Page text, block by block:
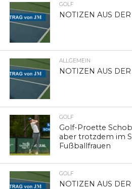
GOLF
NOTIZEN AUS
ALLGEMEIN
NOTIZEN AUS
GOLF
Golf-Proette
aber trotzdem im
Fußballfrauen
GOLF
NOTIZEN AUS